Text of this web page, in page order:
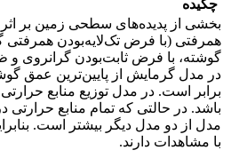
چکیده
بخشی از پدیده‌های سطحی زمین بر
گوشته، با فرض ثابت‌بودن گرانروی و
برابر است. در مدل توزیع منابع
مدل از دو مدل دیگر بیشتر است.
با مشاهدات دارند.